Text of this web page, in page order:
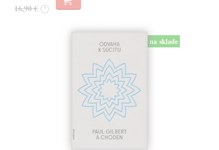
16,90 € ?
na sklade